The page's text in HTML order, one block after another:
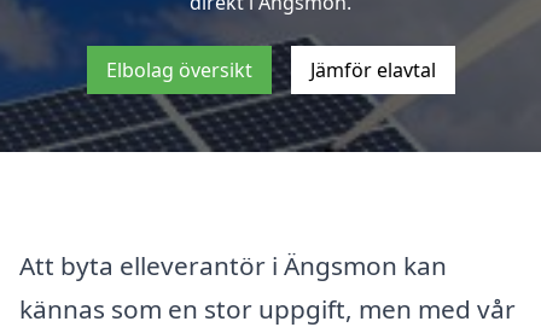
Elbolag översikt Jämför elavtal
Att byta elleverantör i Ängsmon kan
kännas som en stor uppgift, men med vår